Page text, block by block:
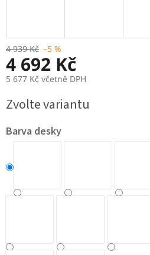
4 939 Kč –5 %
4 692 Kč
5 677 Kč včetně DPH
cena:
Zvolte variantu
Barva desky